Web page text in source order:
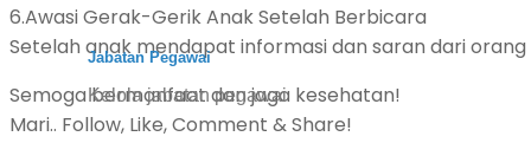
Jabatan Pegawai
Kelola jabatan pegawai
6.Awasi Gerak-Gerik Anak Setelah Berbicara
Setelah anak mendapat informasi dan saran dari
Semoga bermanfaat dan jaga kesehatan!
Mari.. Follow, Like, Comment & Share!